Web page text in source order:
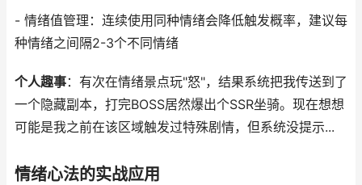
- 情绪值管理：连续使用同种情绪会降低触发概率，建议每
种情绪之间隔2-3个不同情绪
个人趣事：有次在情绪景点玩"怒"，结果系统把我传送到了
一个隐藏副本，打完BOSS居然爆出个SSR坐骑。现在想想
可能是我之前在该区域触发过特殊剧情，但系统没提示...
情绪心法的实战应用